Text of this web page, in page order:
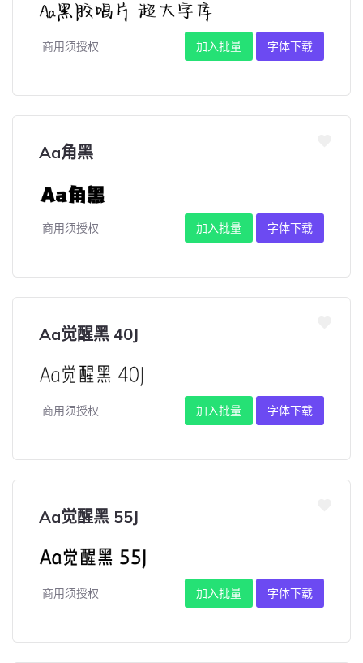
商用须授权 加入批量 字体下载
Aa角黑
商用须授权 加入批量 字体下载
Aa觉醒黑 40J
商用须授权 加入批量 字体下载
Aa觉醒黑 55J
商用须授权 加入批量 字体下载